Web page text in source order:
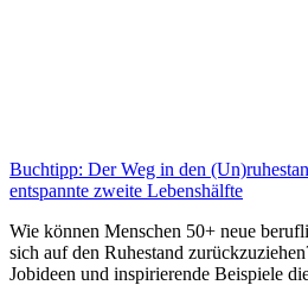
Buchtipp: Der Weg in den
entspannte zweite Lebenshälfte
Wie können Menschen 50+ neue
sich auf den Ruhestand
Jobideen und inspirierende Beispiele